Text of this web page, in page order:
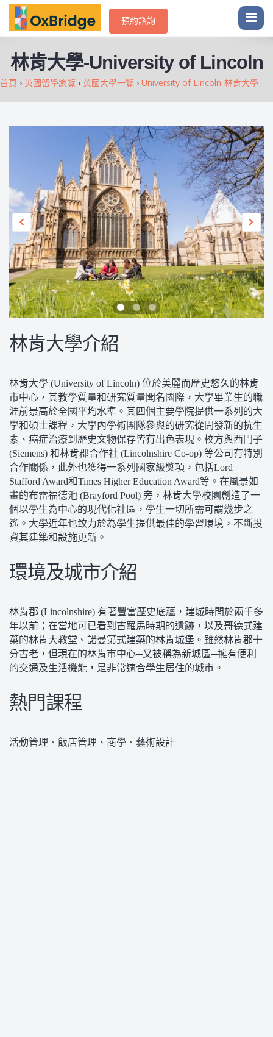
預約諮詢
林肯大學-University of Lincoln
首頁 › 英國留學總覽 › 英國大學一覽 › University of Lincoln-林肯大學
林肯大學介紹
林肯大學 (University of Lincoln) 位於美麗而歷史悠久的林肯
市中心，其教學質量和研究質量聞名國際，大學畢業生的職
涯前景高於全國平均水準。其四個主要學院提供一系列的大
學和碩士課程，大學內學術團隊參與的研究從開發新的抗生
素、癌症治療到歷史文物保存皆有出色表現。校方與西門子
(Siemens) 和林肯郡合作社 (Lincolnshire Co-op) 等公司有特別
合作關係，此外也獲得一系列國家級獎項，包括Lord
Stafford Award和Times Higher Education Award等。在風景如
畫的布雷福德池 (Brayford Pool) 旁，林肯大學校園創造了一
個以學生為中心的現代化社區，學生一切所需可謂幾步之
遙。大學近年也致力於為學生提供最佳的學習環境，不斷投
資其建築和設施更新。
環境及城市介紹
林肯郡 (Lincolnshire) 有著豐富歷史底蘊，建城時間於兩千多
年以前；在當地可已看到古羅馬時期的遺跡，以及哥德式建
築的林肯大教堂、諾曼第式建築的林肯城堡。雖然林肯郡十
分古老，但現在的林肯市中心─又被稱為新城區─擁有便利
的交通及生活機能，是非常適合學生居住的城市。
熱門課程
活動管理、飯店管理、商學、藝術設計